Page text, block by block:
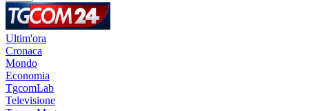
Ultim'ora
Cronaca
Mondo
Economia
TgcomLab
Televisione